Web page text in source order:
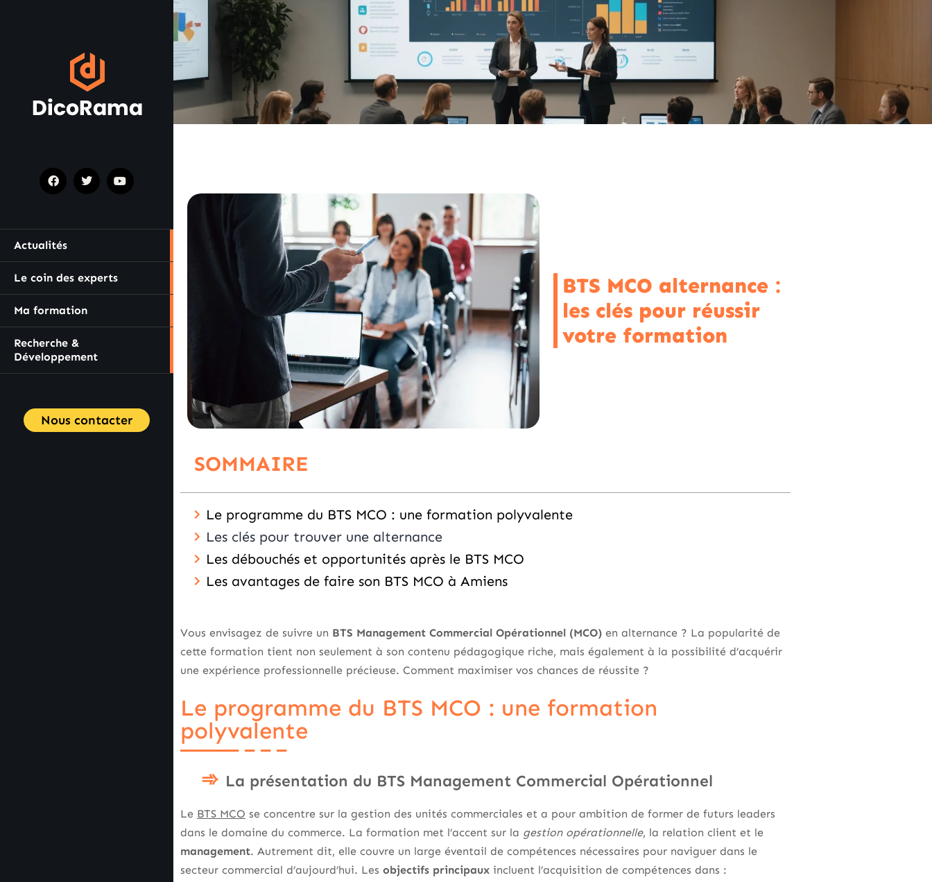
Actualités
Le coin des experts
Ma formation
Recherche &
Développement
Nous contacter
BTS MCO alternance :
les clés pour réussir
votre formation
SOMMAIRE
Le programme du BTS MCO : une formation polyvalente
Les clés pour trouver une alternance
Les débouchés et opportunités après le BTS MCO
Les avantages de faire son BTS MCO à Amiens
Vous envisagez de suivre un BTS Management Commercial Opérationnel (MCO) en alternance ? La popularité de
cette formation tient non seulement à son contenu pédagogique riche, mais également à la possibilité d’acquérir
une expérience professionnelle précieuse. Comment maximiser vos chances de réussite ?
Le programme du BTS MCO : une formation
polyvalente
La présentation du BTS Management Commercial Opérationnel
Le BTS MCO se concentre sur la gestion des unités commerciales et a pour ambition de former de futurs leaders
dans le domaine du commerce. La formation met l’accent sur la gestion opérationnelle, la relation client et le
management. Autrement dit, elle couvre un large éventail de compétences nécessaires pour naviguer dans le
secteur commercial d’aujourd’hui. Les objectifs principaux incluent l’acquisition de compétences dans :